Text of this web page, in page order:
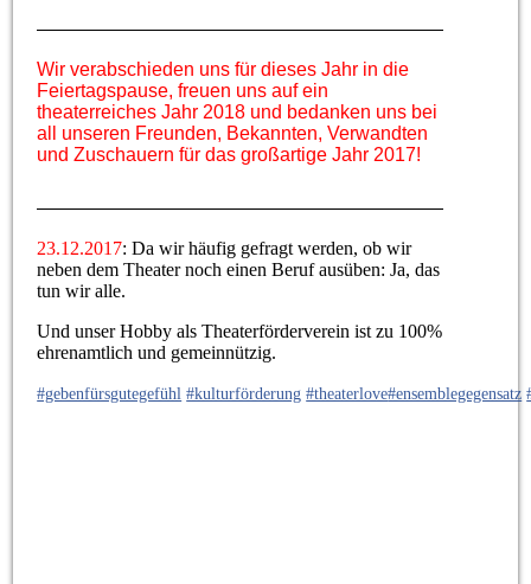
Wir verabschieden uns für dieses Jahr in die
Feiertagspause, freuen uns auf ein
theaterreiches Jahr 2018 und bedanken uns bei
all unseren Freunden, Bekannten, Verwandten
und Zuschauern für das großartige Jahr 2017!
23.12.2017: Da wir häufig gefragt werden, ob wir
neben dem Theater noch einen Beruf ausüben: Ja, das
tun wir alle.
Und unser Hobby als Theaterförderverein ist zu 100%
ehrenamtlich und gemeinnützig.
#gebenfürsgutegefühl #kulturförderung #theaterlove#ensemblegegensatz